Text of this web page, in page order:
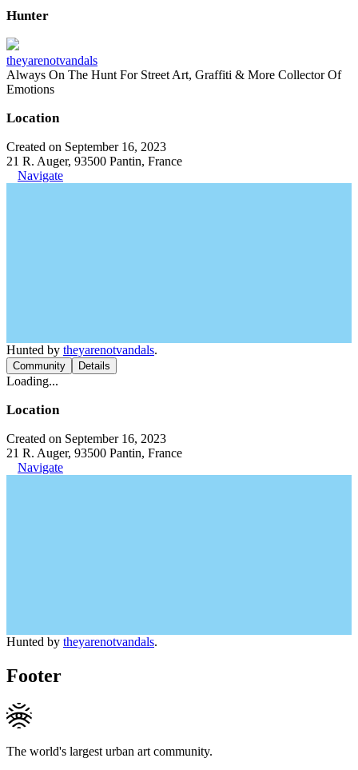
Hunter
theyarenotvandals
Always On The Hunt For Street Art, Graffiti & More Collector Of
Emotions
Location
Created on September 16, 2023
21 R. Auger, 93500 Pantin, France
Navigate
Hunted by theyarenotvandals.
Community Details
Loading...
Location
Created on September 16, 2023
21 R. Auger, 93500 Pantin, France
Navigate
Hunted by theyarenotvandals.
Footer
The world's largest urban art community.